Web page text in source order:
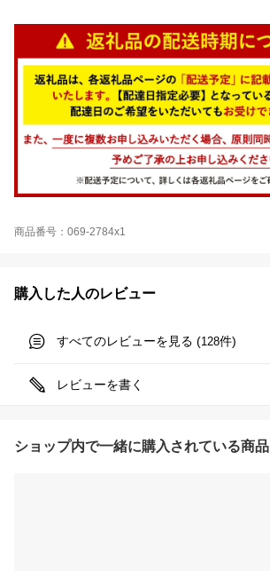
商品番号：069-2784x1
購入した人のレビュー
すべてのレビューを見る (128件)
レビューを書く
ショップ内で一緒に購入されている商品